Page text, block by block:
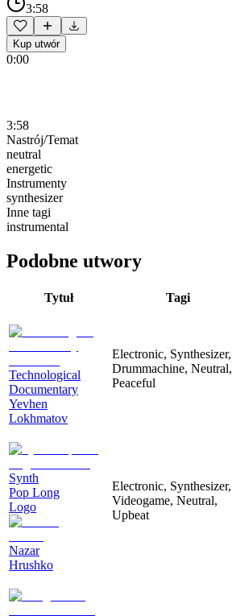
3:58
Kup utwór
0:00
3:58
Nastrój/Temat
neutral
energetic
Instrumenty
synthesizer
Inne tagi
instrumental
Podobne utwory
Tytuł Tagi
Technological
Documentary
Yevhen
Lokhmatov
Electronic, Synthesizer,
Drummachine, Neutral,
Peaceful
Synth
Pop Long
Logo
Nazar
Hrushko
Electronic, Synthesizer,
Videogame, Neutral,
Upbeat